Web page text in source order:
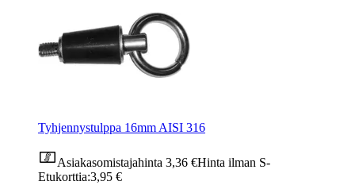
Tyhjennystulppa 16mm AISI 316
Asiakasomistajahinta 3,36 €Hinta ilman S-
Etukorttia:3,95 €